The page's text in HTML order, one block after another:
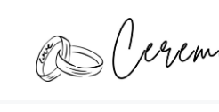
contenido